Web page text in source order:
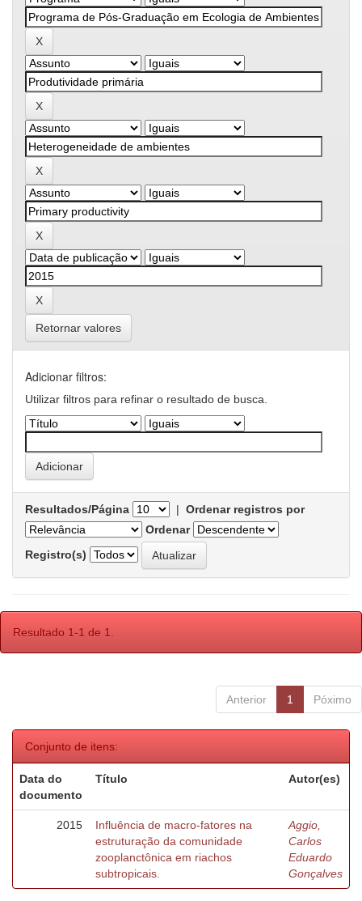
Retornar valores
Adicionar filtros:
Utilizar filtros para refinar o resultado de busca.
Resultados/Página | Ordenar registros por
Ordenar
Registro(s)
Resultado 1-1 de 1.
Anterior 1 Póximo
Conjunto de itens:
Data do
documento
Título Autor(es)
2015
Influência de macro-fatores na
estruturação da comunidade
zooplanctônica em riachos
subtropicais.
Aggio,
Carlos
Eduardo
Gonçalves